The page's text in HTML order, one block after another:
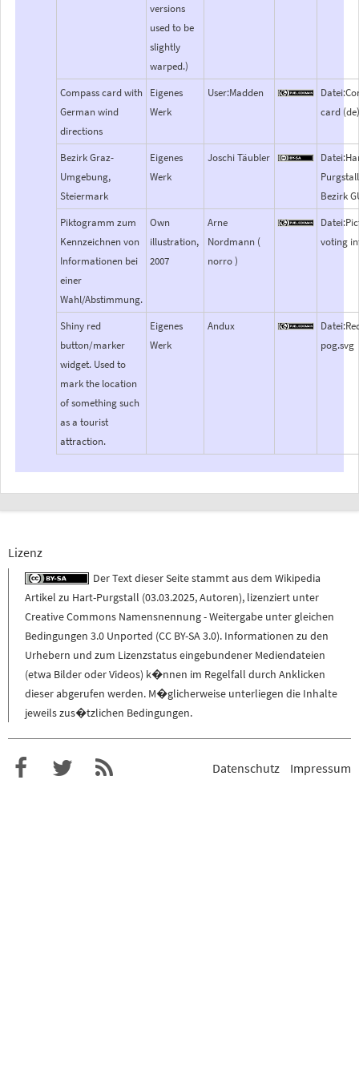
versions
used to be
slightly
warped.)
Compass card with
German wind
directions
Eigenes
Werk
User:Madden
card
Bezirk Graz-
Umgebung,
Steiermark
Eigenes
Werk
Joschi Täubler
Bezirk
Piktogramm zum
Kennzeichnen von
Informationen bei
einer
Wahl/Abstimmung.
Own
illustration,
2007
Arne
Nordmann (
norro )
voting
Shiny red
button/marker
widget. Used to
mark the location
of something such
as a tourist
attraction.
Eigenes
Werk
Andux
pog.svg
Lizenz
Der Text dieser Seite stammt aus dem Wikipedia
Artikel zu Hart-Purgstall (03.03.2025,Autoren), lizenziert unter
Creative Commons Namensnennung - Weitergabe unter gleichen
Bedingungen 3.0 Unported (CC BY-SA 3.0). Informationen zu den
Urhebern und zum Lizenzstatus eingebundener Mediendateien
(etwa Bilder oder Videos) k�nnen im Regelfall durch Anklicken
dieser abgerufen werden. M�glicherweise unterliegen die Inhalte
jeweils zus�tzlichen Bedingungen.
Datenschutz Impressum